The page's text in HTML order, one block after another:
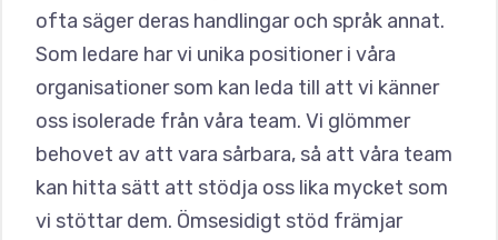
ofta säger deras handlingar och språk annat.
Som ledare har vi unika positioner i våra
organisationer som kan leda till att vi känner
oss isolerade från våra team. Vi glömmer
behovet av att vara sårbara, så att våra team
kan hitta sätt att stödja oss lika mycket som
vi stöttar dem. Ömsesidigt stöd främjar